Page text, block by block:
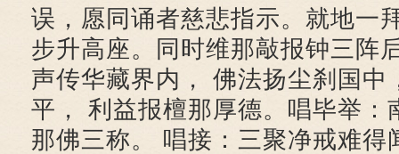
误，愿同诵者慈悲指示。就地一
步升高座。同时维那敲报钟三阵
声传华藏界内， 佛法扬尘刹国中
平， 利益报檀那厚德。唱毕举：
那佛三称。 唱接：三聚净戒难得